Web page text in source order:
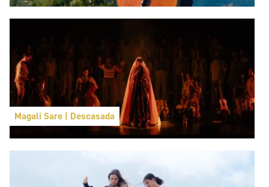
Magalí Sare | Descasada